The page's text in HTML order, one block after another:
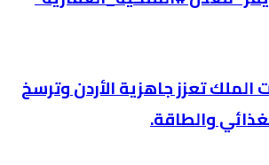
تعزز جاهزية الأردن وترسخ
والطاقة.